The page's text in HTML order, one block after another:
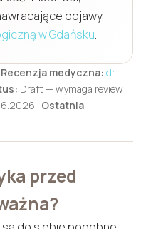
objawy,
w Gdańsku.
Recenzja medyczna: dr
Draft — wymaga review
| Ostatnia
przed